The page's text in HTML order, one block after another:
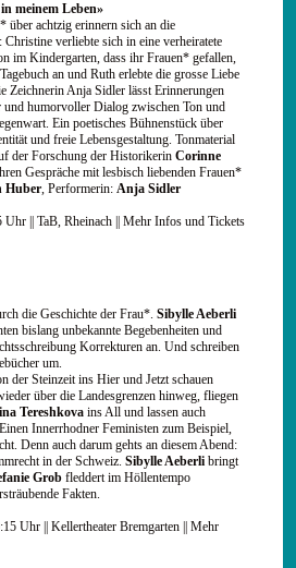
meinem Leben»
über achtzig erinnern sich an die
Christine verliebte sich in eine verheiratete
im Kindergarten, dass ihr Frauen* gefallen,
an und Ruth erlebte die grosse Liebe
Zeichnerin Anja Sidler lässt Erinnerungen
und humorvoller Dialog zwischen Ton und
Ein poetisches Bühnenstück über
und freie Lebensgestaltung. Tonmaterial
der Forschung der Historikerin Corinne
Gespräche mit lesbisch liebenden Frauen*
Huber, Performerin: Anja Sidler
|| TaB, Rheinach || Mehr Infos und Tickets
die Geschichte der Frau*. Sibylle Aeberli
bislang unbekannte Begebenheiten und
Korrekturen an. Und schreiben
um.
der Steinzeit ins Hier und Jetzt schauen
über die Landesgrenzen hinweg, fliegen
Tereshkovains All und lassen auch
Innerrhodner Feministen zum Beispiel,
Denn auch darum gehts an diesem Abend:
in der Schweiz. Sibylle Aeberlibringt
Grobfleddert im Höllentempo
Fakten.
Uhr || Kellertheater Bremgarten || Mehr